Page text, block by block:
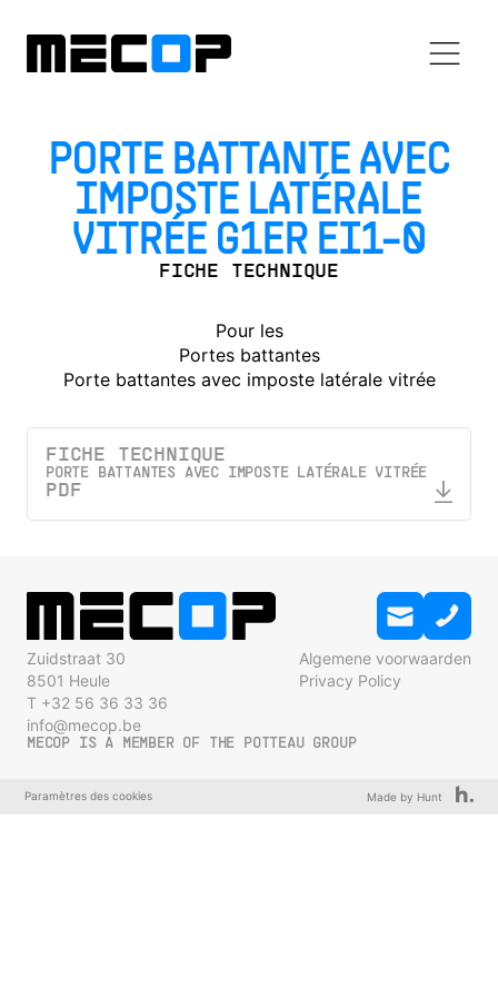
PORTE BATTANTE AVEC
IMPOSTE LATÉRALE
VITRÉE G1ER EI1-0
FICHE TECHNIQUE
Pour les
Portes battantes
Porte battantes avec imposte latérale vitrée
FICHE TECHNIQUE
PORTE BATTANTES AVEC IMPOSTE LATÉRALE VITRÉE
PDF
Zuidstraat 30
8501 Heule
T +32 56 36 33 36
info@mecop.be
Algemene voorwaarden
Privacy Policy
MECOP IS A MEMBER OF THE POTTEAU GROUP
Paramètres des cookies Made by Hunt